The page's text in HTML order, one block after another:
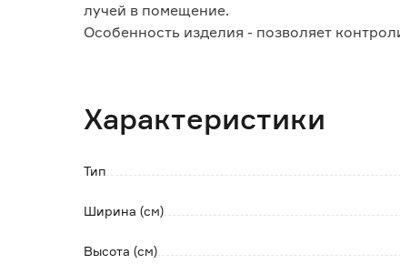
лучей в помещение.
Особенность изделия - позволяет
- тканевое полотно, которое можно
- вал с системой управления, на который
Отличие от обычных тканевых ролет -
полупрозрачного и непрозрачного
Характеристики
Тип
Ширина (см)
Высота (см)